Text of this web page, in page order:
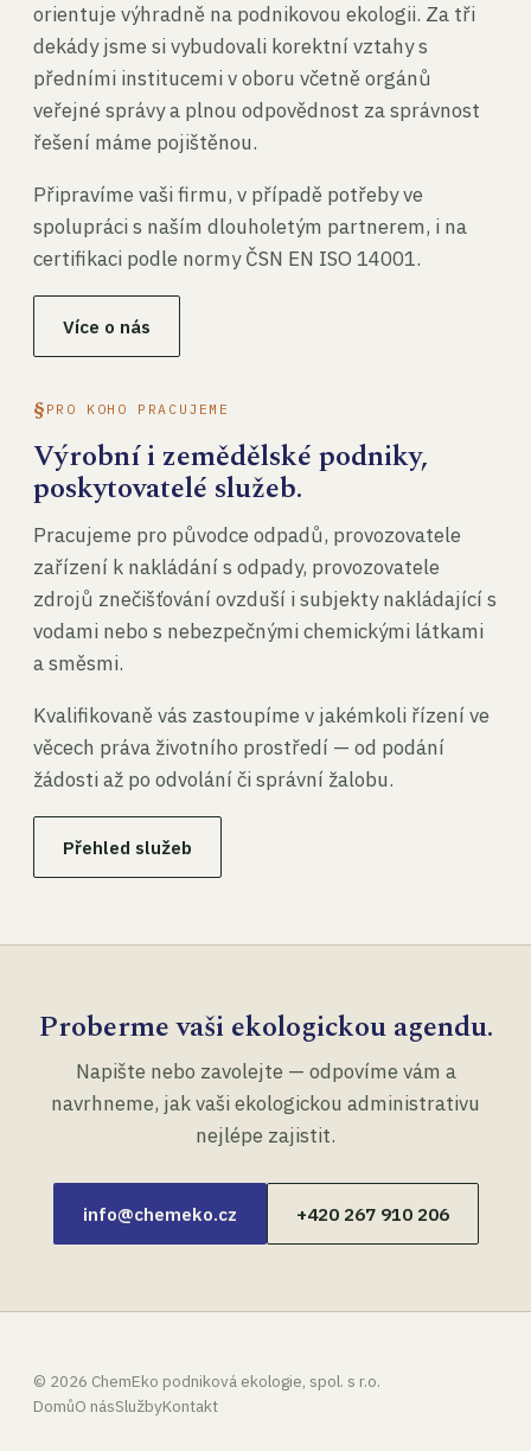
orientuje výhradně na podnikovou ekologii. Za tři
dekády jsme si vybudovali korektní vztahy s
předními institucemi v oboru včetně orgánů
veřejné správy a plnou odpovědnost za správnost
řešení máme pojištěnou.
Připravíme vaši firmu, v případě potřeby ve
spolupráci s naším dlouholetým partnerem, i na
certifikaci podle normy ČSN EN ISO 14001.
Více o nás
PRO KOHO PRACUJEME
Výrobní i zemědělské podniky,
poskytovatelé služeb.
Pracujeme pro původce odpadů, provozovatele
zařízení k nakládání s odpady, provozovatele
zdrojů znečišťování ovzduší i subjekty nakládající s
vodami nebo s nebezpečnými chemickými látkami
a směsmi.
Kvalifikovaně vás zastoupíme v jakémkoli řízení ve
věcech práva životního prostředí — od podání
žádosti až po odvolání či správní žalobu.
Přehled služeb
Proberme vaši ekologickou agendu.
Napište nebo zavolejte — odpovíme vám a
navrhneme, jak vaši ekologickou administrativu
nejlépe zajistit.
info@chemeko.cz +420 267 910 206
© 2026 ChemEko podniková ekologie, spol. s r.o.
DomůO násSlužbyKontakt